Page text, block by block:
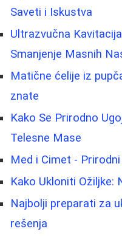
Saveti i Iskustva
Ultrazvučna
Smanjenje Masnih
Matične ćelije iz
znate
Kako Se Prirodno
Telesne Mase
Med i Cimet -
Kako Ukloniti Ožiljke:
Najbolji preparati za
rešenja